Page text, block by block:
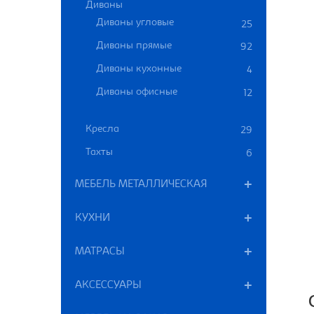
Диваны
Диваны угловые
25
Диваны прямые
92
Диваны кухонные 4
Диваны офисные 12
Кресла 29
Тахты 6
МЕБЕЛЬ МЕТАЛЛИЧЕСКАЯ
КУХНИ
МАТРАСЫ
АКСЕССУАРЫ